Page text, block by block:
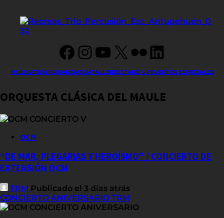
Facebook
Instagram
YouTube
X FlickrLinkedIn
MÚSICATEATRODANZAOCMTALLERESSTAND UPEVENTOS ESPECIALES
ORQUESTA CLÁSICA DEL MAULE
OCM
“DE MAR, PLEGARIAS Y HEROÍSMO” / CONCIERTO DE
EXTENSIÓN OCM
TRM Publicado el 3 días atrás
CONCIERTO ANIVERSARIO TRM